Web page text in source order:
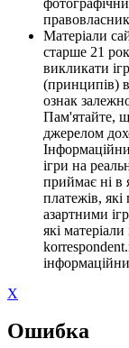
Матеріали
старше 21
викликати
(принципів)
ознак
Пам'ятайте,
джерелом
ігри на
приймає ні в
платежів, які
азартними
які
X
Ошибка